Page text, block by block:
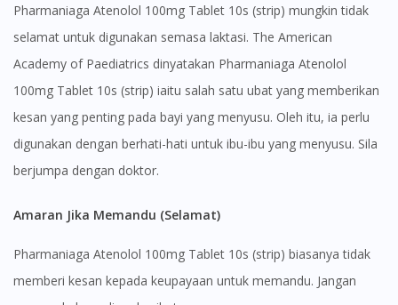
Pharmaniaga Atenolol 100mg Tablet 10s (strip) mungkin tidak
selamat untuk digunakan semasa laktasi. The American
Academy of Paediatrics dinyatakan Pharmaniaga Atenolol
100mg Tablet 10s (strip) iaitu salah satu ubat yang memberikan
kesan yang penting pada bayi yang menyusu. Oleh itu, ia perlu
digunakan dengan berhati-hati untuk ibu-ibu yang menyusu. Sila
berjumpa dengan doktor.
Amaran Jika Memandu (Selamat)
Pharmaniaga Atenolol 100mg Tablet 10s (strip) biasanya tidak
memberi kesan kepada keupayaan untuk memandu. Jangan